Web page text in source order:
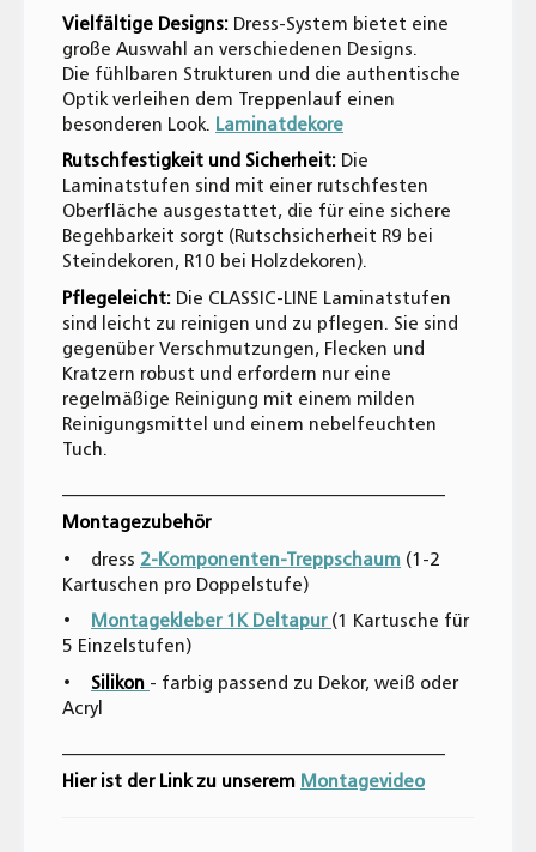
Vielfältige Designs: Dress-System bietet eine
große Auswahl an verschiedenen Designs.
Die fühlbaren Strukturen und die authentische
Optik verleihen dem Treppenlauf einen
besonderen Look. Laminatdekore
Rutschfestigkeit und Sicherheit: Die
Laminatstufen sind mit einer rutschfesten
Oberfläche ausgestattet, die für eine sichere
Begehbarkeit sorgt (Rutschsicherheit R9 bei
Steindekoren, R10 bei Holzdekoren).
Pflegeleicht: Die CLASSIC-LINE Laminatstufen
sind leicht zu reinigen und zu pflegen. Sie sind
gegenüber Verschmutzungen, Flecken und
Kratzern robust und erfordern nur eine
regelmäßige Reinigung mit einem milden
Reinigungsmittel und einem nebelfeuchten
Tuch.
Montagezubehör
• dress 2-Komponenten-Treppschaum (1-2
Kartuschen pro Doppelstufe)
• Montagekleber 1K Deltapur (1 Kartusche für
5 Einzelstufen)
• Silikon - farbig passend zu Dekor, weiß oder
Acryl
Hier ist der Link zu unserem Montagevideo